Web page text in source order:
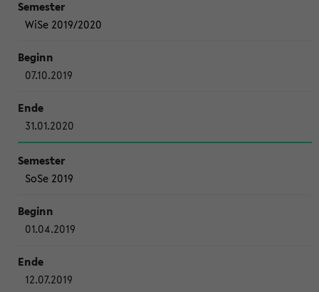
WiSe 2019/2020
07.10.2019
31.01.2020
SoSe 2019
01.04.2019
12.07.2019